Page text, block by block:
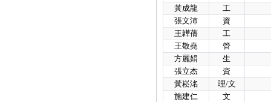
黃成龍
工
張文沛
資
王韡蒨
工
王敬堯
管
方麗娟
生
張立杰
資
黃崧洺
理/文
施建仁
文